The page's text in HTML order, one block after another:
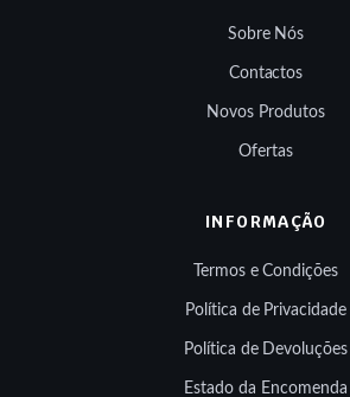
Sobre Nós
Contactos
Novos Produtos
Ofertas
INFORMAÇÃO
Termos e Condições
Política de Privacidade
Política de Devoluções
Estado da Encomenda